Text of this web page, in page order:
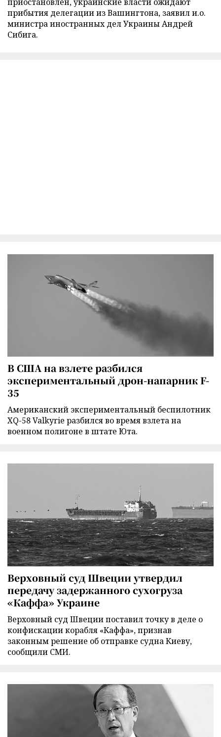
прибытия делегации из Вашингтона, заявил и.о.
министра иностранных дел Украины Андрей
Сибига.
В США на взлете разбился
экспериментальный дрон-напарник F-
35
Американский экспериментальный беспилотник
XQ-58 Valkyrie разбился во время взлета на
военном полигоне в штате Юта.
Верховный суд Швеции утвердил
передачу задержанного сухогруза
«Каффа» Украине
Верховный суд Швеции поставил точку в деле о
конфискации корабля «Каффа», признав
законным решение об отправке судна Киеву,
сообщили СМИ.